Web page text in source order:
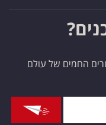
החמים של עולם